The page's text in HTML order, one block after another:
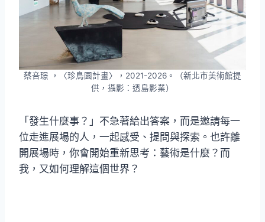
蔡咅璟 ，〈珍鳥園計畫〉，2021-2026。（新北市美術館提
供，攝影：透島影業）
「發生什麼事？」不急著給出答案，而是邀請每一
位走進展場的人，一起感受、提問與探索。也許離
開展場時，你會開始重新思考：藝術是什麼？而
我，又如何理解這個世界？